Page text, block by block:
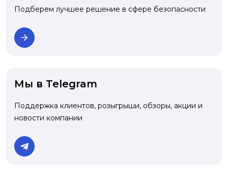
Подберем лучшее решение в сфере безопасности
Мы в Telegram
Поддержка клиентов, розыгрыши, обзоры, акции и
новости компании